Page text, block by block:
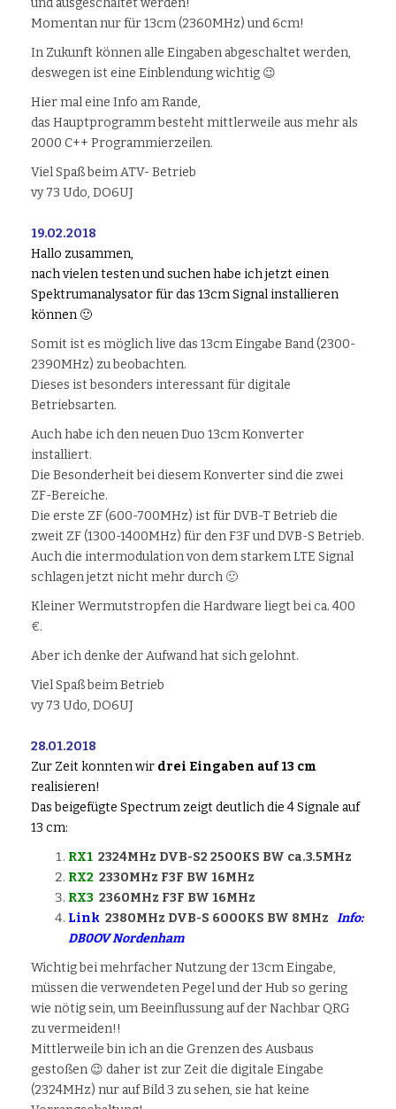
und ausgeschaltet werden!
Momentan nur für 13cm (2360MHz) und 6cm!
In Zukunft können alle Eingaben abgeschaltet werden,
deswegen ist eine Einblendung wichtig 😉
Hier mal eine Info am Rande,
das Hauptprogramm besteht mittlerweile aus mehr als
2000 C++ Programmierzeilen.
Viel Spaß beim ATV- Betrieb
vy 73 Udo, DO6UJ
19.02.2018
Hallo zusammen,
nach vielen testen und suchen habe ich jetzt einen
Spektrumanalysator für das 13cm Signal installieren
können 🙂
Somit ist es möglich live das 13cm Eingabe Band (2300-
2390MHz) zu beobachten.
Dieses ist besonders interessant für digitale
Betriebsarten.
Auch habe ich den neuen Duo 13cm Konverter
installiert.
Die Besonderheit bei diesem Konverter sind die zwei
ZF-Bereiche.
Die erste ZF (600-700MHz) ist für DVB-T Betrieb die
zweit ZF (1300-1400MHz) für den F3F und DVB-S Betrieb.
Auch die intermodulation von dem starkem LTE Signal
schlagen jetzt nicht mehr durch 🙂
Kleiner Wermutstropfen die Hardware liegt bei ca. 400
€.
Aber ich denke der Aufwand hat sich gelohnt.
Viel Spaß beim Betrieb
vy 73 Udo, DO6UJ
28.01.2018
Zur Zeit konnten wir drei Eingaben auf 13 cm
realisieren!
Das beigefügte Spectrum zeigt deutlich die 4 Signale auf
13 cm:
RX1 2324MHz DVB-S2 2500KS BW ca.3.5MHz
RX2 2330MHz F3F BW 16MHz
RX3 2360MHz F3F BW 16MHz
Link 2380MHz DVB-S 6000KS BW 8MHz Info:
DB0OV Nordenham
Wichtig bei mehrfacher Nutzung der 13cm Eingabe,
müssen die verwendeten Pegel und der Hub so gering
wie nötig sein, um Beeinflussung auf der Nachbar QRG
zu vermeiden!!
Mittlerweile bin ich an die Grenzen des Ausbaus
gestoßen 😉 daher ist zur Zeit die digitale Eingabe
(2324MHz) nur auf Bild 3 zu sehen, sie hat keine